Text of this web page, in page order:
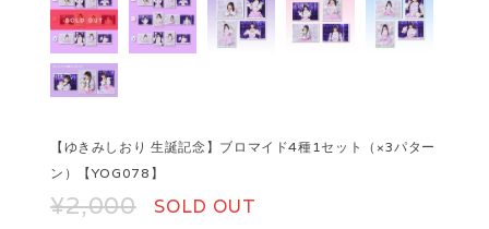
【ゆきみしおり 生誕記念】ブロマイド4種1セット（×3パター
ン）【YOG078】
¥2,000 SOLD OUT